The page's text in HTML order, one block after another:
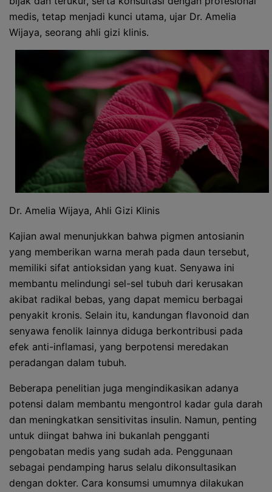
medis, tetap menjadi kunci utama, ujar Dr. Amelia
Wijaya, seorang ahli gizi klinis.
Dr. Amelia Wijaya, Ahli Gizi Klinis
Kajian awal menunjukkan bahwa pigmen antosianin
yang memberikan warna merah pada daun tersebut,
memiliki sifat antioksidan yang kuat. Senyawa ini
membantu melindungi sel-sel tubuh dari kerusakan
akibat radikal bebas, yang dapat memicu berbagai
penyakit kronis. Selain itu, kandungan flavonoid dan
senyawa fenolik lainnya diduga berkontribusi pada
efek anti-inflamasi, yang berpotensi meredakan
peradangan dalam tubuh.
Beberapa penelitian juga mengindikasikan adanya
potensi dalam membantu mengontrol kadar gula darah
dan meningkatkan sensitivitas insulin. Namun, penting
untuk diingat bahwa ini bukanlah pengganti
pengobatan medis yang sudah ada. Penggunaan
sebagai pendamping harus selalu dikonsultasikan
dengan dokter. Cara konsumsi umumnya dilakukan